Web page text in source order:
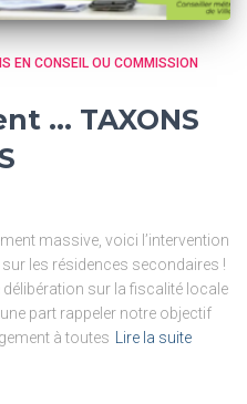
EN CONSEIL OU COMMISSION
… TAXONS
massive, voici l’intervention
les résidences secondaires !
sur la fiscalité locale
part rappeler notre objectif
à toutes Lire la suite